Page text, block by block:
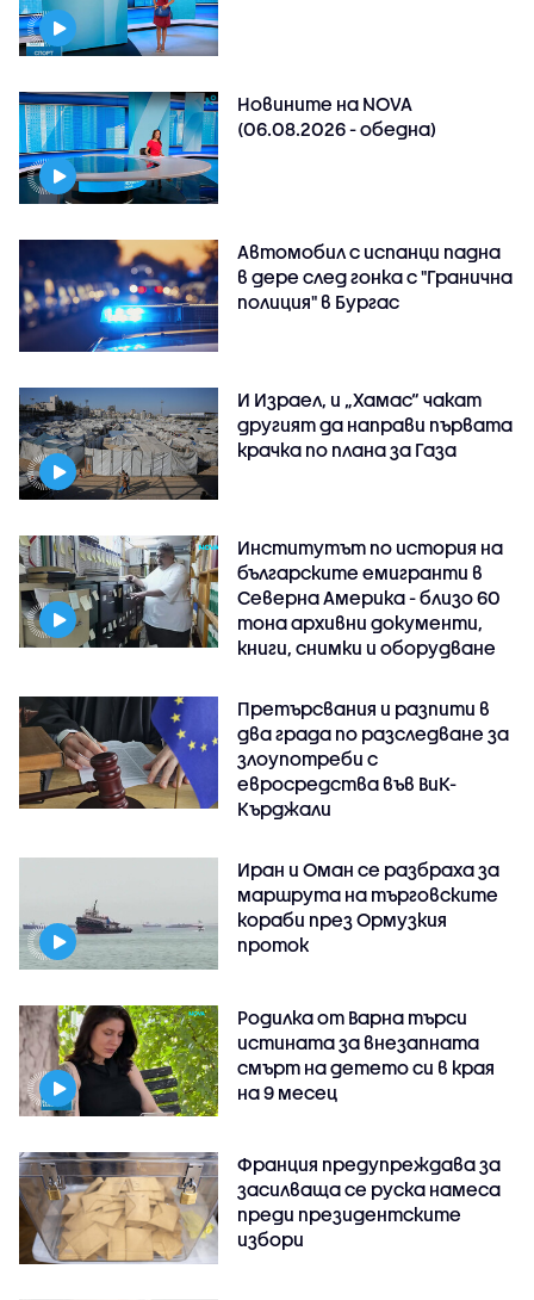
Новините на NOVA
(06.08.2026 - обедна)
Автомобил с испанци падна
в дере след гонка с "Гранична
полиция" в Бургас
И Израел, и „Хамас“ чакат
другият да направи първата
крачка по плана за Газа
Институтът по история на
българските емигранти в
Северна Америка - близо 60
тона архивни документи,
книги, снимки и оборудване
Претърсвания и разпити в
два града по разследване за
злоупотреби с
евросредства във ВиК-
Кърджали
Иран и Оман се разбраха за
маршрута на търговските
кораби през Ормузкия
проток
Родилка от Варна търси
истината за внезапната
смърт на детето си в края
на 9 месец
Франция предупреждава за
засилваща се руска намеса
преди президентските
избори